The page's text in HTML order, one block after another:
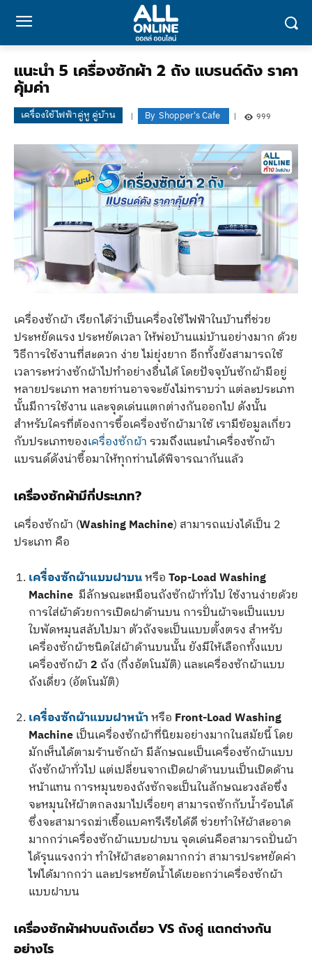
แนะนำ 5 เครื่องซักผ้า 2 ถัง แบรนด์ดัง ราคา
คุ้มค่า
เครื่องใช้ไฟฟ้าคู่หู คู่บ้าน By Shopper's Cafe 999
เครื่องซักผ้า เรียกได้ว่าเป็นเครื่องใช้ไฟฟ้าในบ้านที่ช่วย
ประหยัดแรง ประหยัดเวลา ให้พ่อบ้านแม่บ้านอย่างมาก ด้วย
วิธีการใช้งานที่สะดวก ง่าย ไม่ยุ่งยาก อีกทั้งยังสามารถใช้
เวลาระหว่างซักผ้าไปทำอย่างอื่นได้ โดยปัจจุบันซักผ้ามีอยู่
หลายประเภท หลายท่านอาจจะยังไม่ทราบว่า แต่ละประเภท
นั้นมีการใช้งาน และจุดเด่นแตกต่างกันออกไป ดังนั้น
สำหรับใครที่ต้องการซื้อเครื่องซักผ้ามาใช้ เรามีข้อมูลเกี่ยว
กับประเภทของเครื่องซักผ้ารวมถึงแนะนำเครื่องซักผ้า
แบรนด์ดังน่าซื้อมาให้ทุกท่านได้พิจารณากันแล้ว
เครื่องซักผ้ามีกี่ประเภท?
เครื่องซักผ้า (Washing Machine) สามารถแบ่งได้เป็น 2
ประเภท คือ
เครื่องซักผ้าแบบฝาบนหรือTop-Load Washing
Machine มีลักษณะเหมือนถังซักผ้าทั่วไป ใช้งานง่ายด้วย
การใส่ผ้าด้วยการเปิดฝาด้านบน การปั่นผ้าจะเป็นแบบ
ใบพัดหมุนสลับไปมา ตัวถังจะเป็นแบบตั้งตรง สำหรับ
เครื่องซักผ้าชนิดใส่ผ้าด้านบนนั้น ยังมีให้เลือกทั้งแบบ
เครื่องซักผ้า2 ถัง (กึ่งอัตโนมัติ) และเครื่องซักผ้าแบบ
ถังเดี่ยว (อัตโนมัติ)
เครื่องซักผ้าแบบฝาหน้าหรือ Front-Load Washing
Machineเป็นเครื่องซักผ้าที่นิยมอย่างมากในสมัยนี้ โดย
มักเห็นได้ตามร้านซักผ้า มีลักษณะเป็นเครื่องซักผ้าแบบ
ถังซักผ้าทั่วไป แต่เปลี่ยนจากเปิดฝาด้านบนเป็นเปิดด้าน
หน้าแทน การหมุนของถังซักจะเป็นในลักษณะวงล้อซึ่ง
จะหมุนให้ผ้าตกลงมาไปเรื่อยๆ สามารถซักกับน้ำร้อนได้
ซึ่งจะสามารถฆ่าเชื้อแบคทรีเรียได้ดี ช่วยทำให้ผ้าสะอาด
มากกว่าเครื่องซักผ้าแบบฝาบน จุดเด่นคือสามารถปั่นผ้า
ได้รุนแรงกว่า ทำให้ผ้าสะอาดมากกว่า สามารประหยัดค่า
ไฟได้มากกว่า และประหยัดน้ำได้เยอะกว่าเครื่องซักผ้า
แบบฝาบน
เครื่องซักผ้าฝาบนถังเดี่ยว VS ถังคู่ แตกต่างกัน
อย่างไร